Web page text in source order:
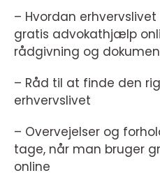
– Hvordan
gratis advokathjælp
rådgivning og
– Råd til at finde den
erhvervslivet
– Overvejelser og
tage, når man bruger
online